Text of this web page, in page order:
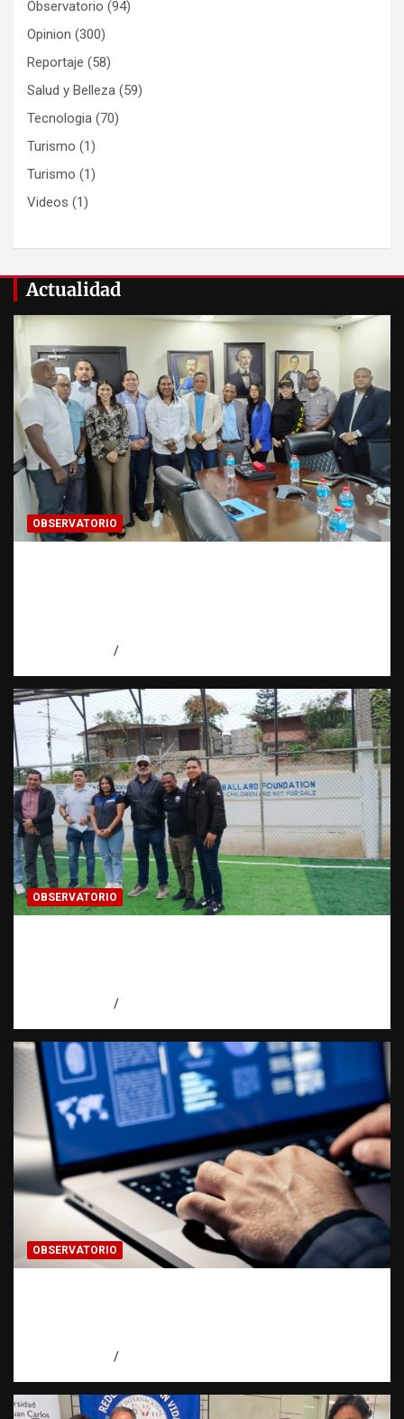
Observatorio (94)
Opinion (300)
Reportaje (58)
Salud y Belleza (59)
Tecnologia (70)
Turismo (1)
Turismo (1)
Videos (1)
Actualidad
OBSERVATORIO
OBSERVATORIO
OBSERVATORIO